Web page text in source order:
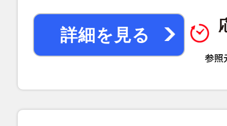
詳細を見る